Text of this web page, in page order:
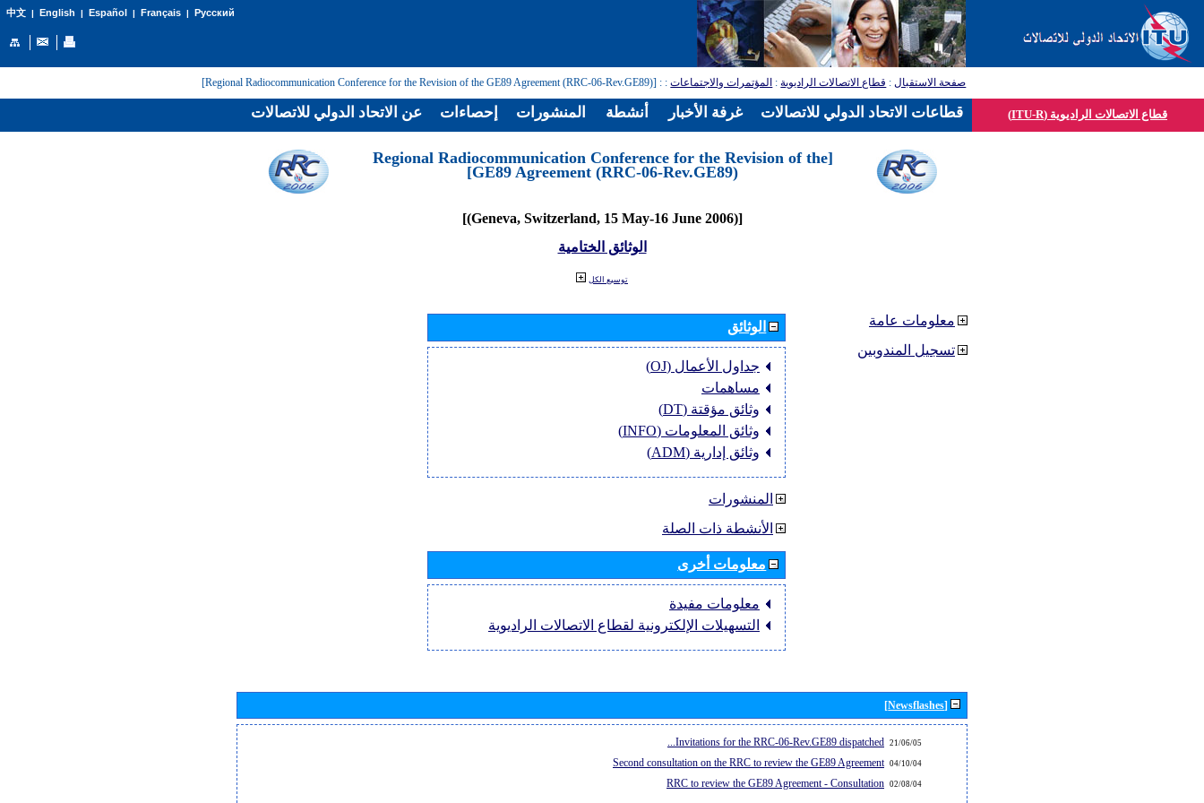
中文| English | Español | Français| Русский
صفحة الاستقبال: قطاع الاتصالات الراديوية: المؤتمرات والاجتماعات:
: [Regional Radiocommunication Conference for the Revision of the GE89 Agreement (RRC-06-Rev.GE89)]
قطاع الاتصالات الراديوية (ITU-R)
[Regional Radiocommunication Conference for the Revision of the
GE89 Agreement (RRC-06-Rev.GE89)]
[(Geneva, Switzerland, 15 May-16 June 2006)]
الوثائق الختامية
توسيع الكل
الوثائق
جداول الأعمال (OJ)
مساهمات
وثائق مؤقتة (DT)
وثائق المعلومات (INFO)
وثائق إدارية (ADM)
المنشورات
الأنشطة ذات الصلة
معلومات أخرى
معلومات مفيدة
التسهيلات الإلكترونية لقطاع الاتصالات الراديوية
معلومات عامة
تسجيل المندوبين
[Newsflashes]
21/06/05
Invitations for the RRC-06-Rev.GE89 dispatched...
04/10/04
Second consultation on the RRC to review the GE89 Agreement
02/08/04
RRC to review the GE89 Agreement - Consultation
عن الاتحاد الدولي للاتصالات إحصاءات المنشورات أنشطة غرفة الأخبار قطاعات الاتحاد الدولي للاتصالات